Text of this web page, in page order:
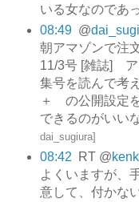
いる女なのであ
08:49 @
朝アマゾンで注
11/3号 [雑誌]
集号を読んで考
＋ の公開設定
できるのがいい
dai_sugiura]
08:42 RT @
よくいますが、
意して、付かな